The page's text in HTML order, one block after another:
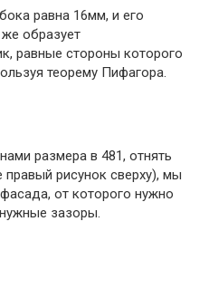
равна 16мм, и его
образует
равные стороны которого
теорему Пифагора.
размера в 481, отнять
правый рисунок сверху), мы
от которого нужно
зазоры.